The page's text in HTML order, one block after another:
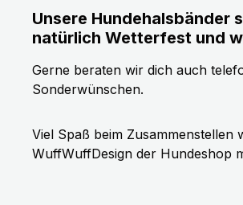
Unsere Hundehalsbänder
natürlich Wetterfest und
Gerne beraten wir dich auch
Sonderwünschen.
Viel Spaß beim Zusammenstellen
WuffWuffDesign der Hundeshop